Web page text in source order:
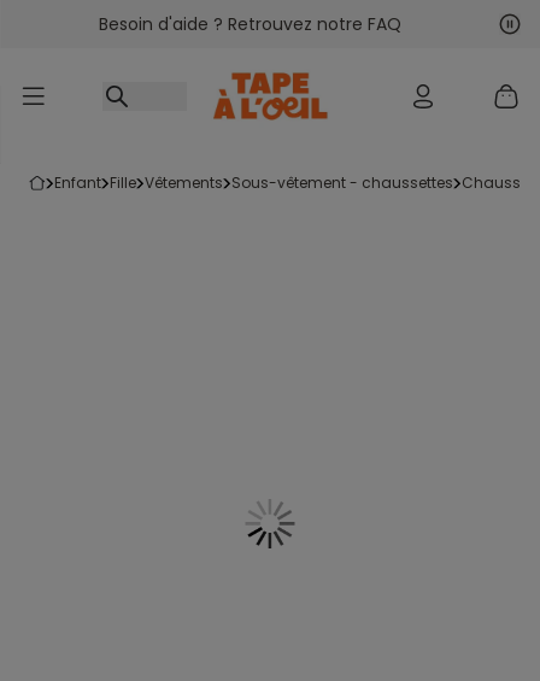
Accéder au contenu
Besoin d'aide ? Retrouvez notre FAQ
enfant fille vêtements sous-vêtement - chaussettes